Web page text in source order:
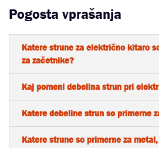
Pogosta vprašanja
Katere strune za električno kitaro
za začetnike?
Kaj pomeni debelina strun pri
Katere debeline strun so primerne
Katere strune so primerne za